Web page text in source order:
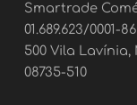
Smartrade
01.689.623/
500 Vila Lavínia,
08735-510